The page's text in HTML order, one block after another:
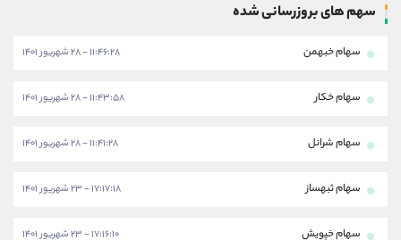
سهم های بروزرسانی شده
سهام خبهمن ۱۱:۴۶:۲۸ - ۲۸ شهریور ۱۴۰۱
سهام خکار ۱۱:۴۳:۵۸ - ۲۸ شهریور ۱۴۰۱
سهام شرانل ۱۱:۴۱:۲۸ - ۲۸ شهریور ۱۴۰۱
سهام ثبهساز ۱۷:۱۷:۱۸ - ۲۳ شهریور ۱۴۰۱
سهام خپویش ۱۷:۱۶:۱۰ - ۲۳ شهریور ۱۴۰۱